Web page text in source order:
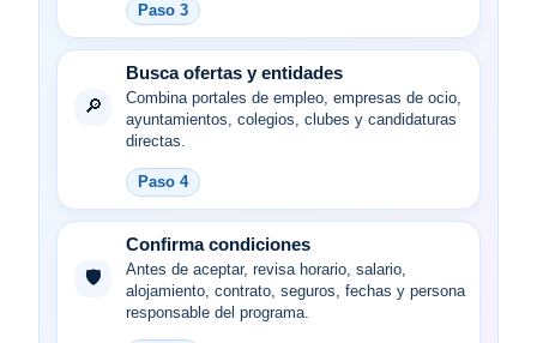
Paso 3
🔎
Busca ofertas y entidades
Combina portales de empleo, empresas de ocio,
ayuntamientos, colegios, clubes y candidaturas
directas.
Paso 4
🛡️
Confirma condiciones
Antes de aceptar, revisa horario, salario,
alojamiento, contrato, seguros, fechas y persona
responsable del programa.